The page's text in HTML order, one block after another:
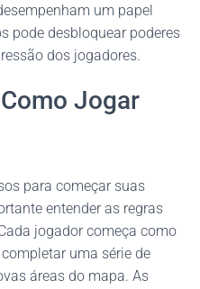
um papel
pode desbloquear poderes
dos jogadores.
Jogar
para começar suas
entender as regras
jogador começa como
uma série de
áreas do mapa. As